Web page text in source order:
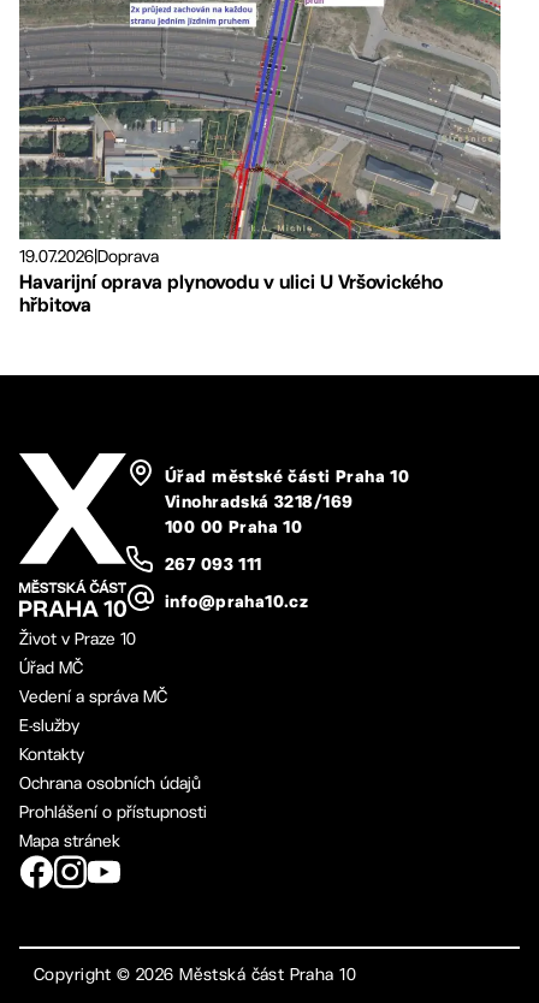
19.07.2026Doprava
Havarijní oprava plynovodu v ulici U Vršovického
hřbitova
Úřad městské části Praha 10
Vinohradská 3218/169
100 00 Praha 10
267 093 111
info@praha10.cz
Život v Praze 10
Úřad MČ
Vedení a správa MČ
E-služby
Kontakty
Ochrana osobních údajů
Prohlášení o přístupnosti
Mapa stránek
Copyright ©2026 Městská část Praha 10